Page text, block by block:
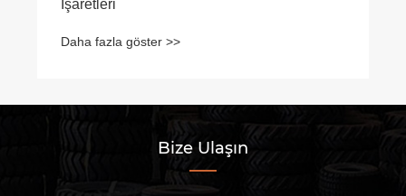
İşaretleri
Daha fazla göster >>
Bize Ulaşın